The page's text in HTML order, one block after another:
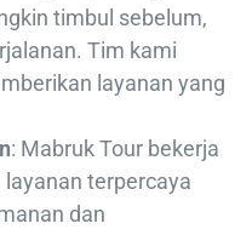
timbul sebelum,
Tim kami
layanan yang
: Mabruk Tour bekerja
terpercaya
dan